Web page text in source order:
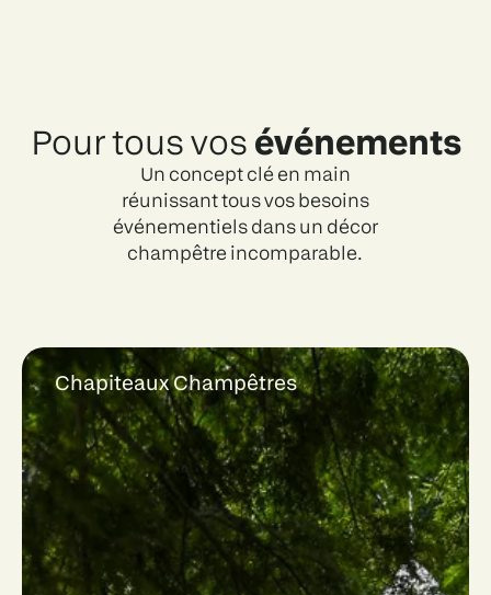
Pour tous vos événements
Un concept clé en main
réunissant tous vos besoins
événementiels dans un décor
champêtre incomparable.
Chapiteaux Champêtres